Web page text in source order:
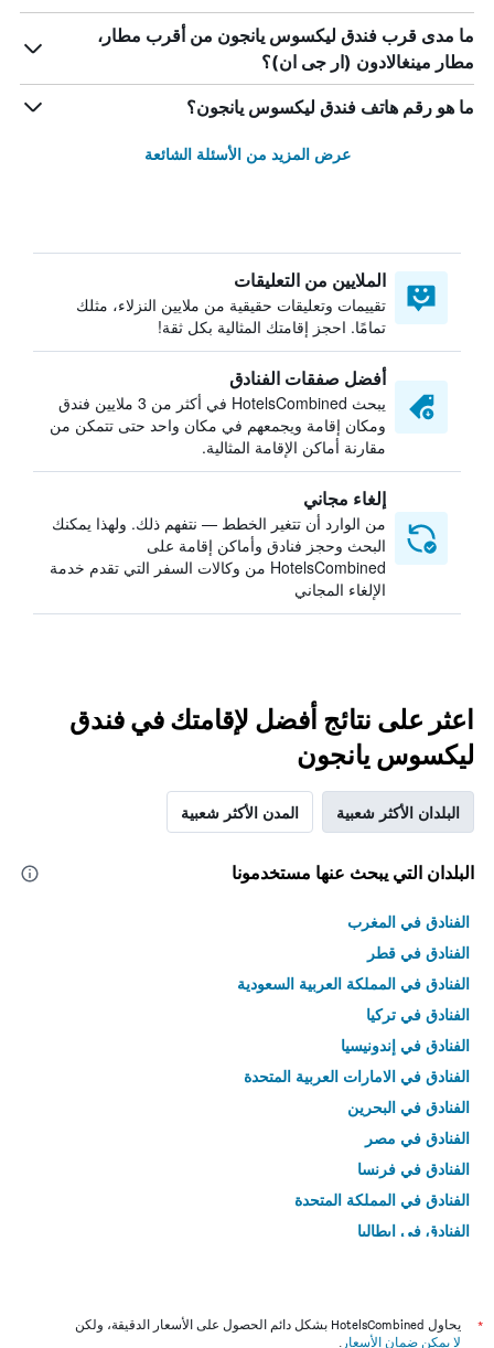
ما مدى قرب فندق ليكسوس يانجون من أقرب مطار،
مطار مينغالادون (ار جى ان)؟
ما هو رقم هاتف فندق ليكسوس يانجون؟
عرض المزيد من الأسئلة الشائعة
الملايين من التعليقات
تقييمات وتعليقات حقيقية من ملايين النزلاء، مثلك
تمامًا. احجز إقامتك المثالية بكل ثقة!
أفضل صفقات الفنادق
يبحث HotelsCombined في أكثر من 3 ملايين فندق
ومكان إقامة ويجمعهم في مكان واحد حتى تتمكن من
مقارنة أماكن الإقامة المثالية.
إلغاء مجاني
من الوارد أن تتغير الخطط — نتفهم ذلك. ولهذا يمكنك
البحث وحجز فنادق وأماكن إقامة على
HotelsCombined من وكالات السفر التي تقدم خدمة
الإلغاء المجاني
اعثر على نتائج أفضل لإقامتك في فندق
ليكسوس يانجون
البلدان الأكثر شعبية المدن الأكثر شعبية
البلدان التي يبحث عنها مستخدمونا
الفنادق في المغرب
الفنادق في قطر
الفنادق في المملكة العربية السعودية
الفنادق في تركيا
الفنادق في إندونيسيا
الفنادق في الامارات العربية المتحدة
الفنادق في البحرين
الفنادق في مصر
الفنادق في فرنسا
الفنادق في المملكة المتحدة
الفنادق في إيطاليا
*
يحاول HotelsCombined بشكل دائم الحصول على الأسعار الدقيقة، ولكن
لا يمكن ضمان الأسعار .